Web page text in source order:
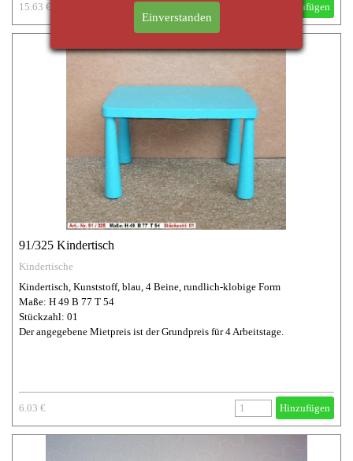
15.63 € Hinzufügen
91/325 Kindertisch
Kindertische
Kindertisch, Kunststoff, blau, 4 Beine, rundlich-klobige Form
Maße: H 49 B 77 T 54
Stückzahl: 01
Der angegebene Mietpreis ist der Grundpreis für 4 Arbeitstage.
6.03 € Hinzufügen
Einverstanden